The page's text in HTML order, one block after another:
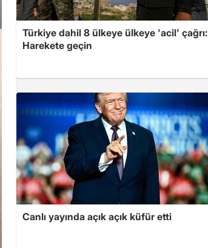
Türkiye dahil 8 ülkeye ülkeye 'acil' çağrı:
Harekete geçin
Canlı yayında açık açık küfür etti